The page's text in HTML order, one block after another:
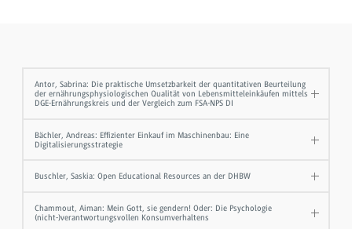
Antor, Sabrina: Die praktische Umsetzbarkeit der quantitativen Beurteilung
der ernährungsphysiologischen Qualität von Lebensmitteleinkäufen mittels
DGE-Ernährungskreis und der Vergleich zum FSA-NPS DI
Bächler, Andreas: Effizienter Einkauf im Maschinenbau: Eine
Digitalisierungsstrategie
Buschler, Saskia: Open Educational Resources an der DHBW
Chammout, Aiman: Mein Gott, sie gendern! Oder: Die Psychologie
(nicht-)verantwortungsvollen Konsumverhaltens